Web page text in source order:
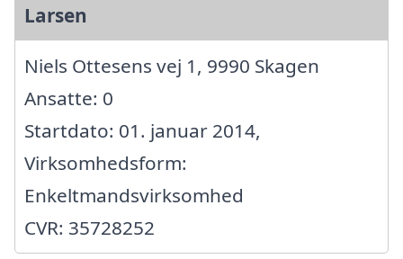
Larsen
Niels Ottesens vej 1, 9990 Skagen
Ansatte: 0
Startdato: 01. januar 2014,
Virksomhedsform:
Enkeltmandsvirksomhed
CVR: 35728252